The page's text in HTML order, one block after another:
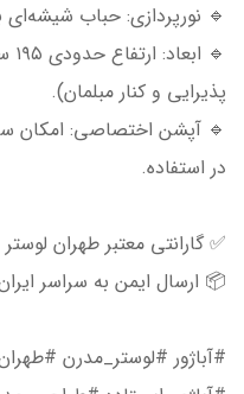
🔹 نورپردازی: حباب
پذیرایی و کنار مبلمان).
🔹 آپشن اختصاصی: امکان
در استفاده.
✅ گارانتی معتبر طهران لوستر
📦 ارسال ایمن به سراسر
#آباژور #لوستر_مدرن